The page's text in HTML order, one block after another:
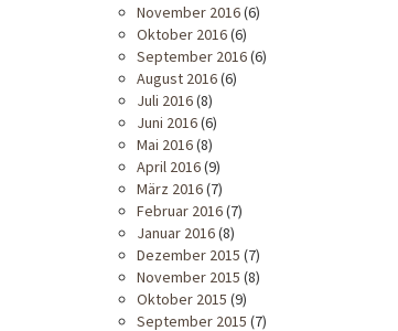
November 2016(6)
Oktober 2016(6)
September 2016(6)
August 2016(6)
Juli 2016(8)
Juni 2016(6)
Mai 2016(8)
April 2016(9)
März 2016(7)
Februar 2016(7)
Januar 2016(8)
Dezember 2015 (7)
November 2015 (8)
Oktober 2015 (9)
September 2015 (7)